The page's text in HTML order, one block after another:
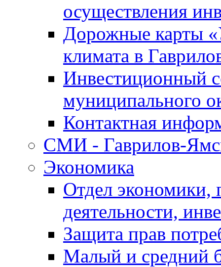
осуществления
Дорожные карты
климата в
Инвестиционный
муниципального
Контактная
СМИ - Гаврилов-
Экономика
Отдел экономики,
деятельности,
Защита прав
Малый и средний